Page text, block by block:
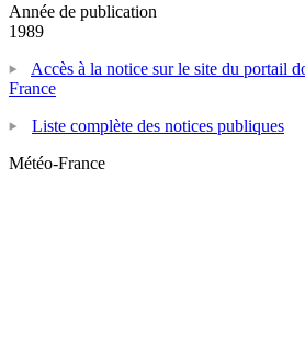
Année de publication
1989
Accès à la notice sur le site du portail
France
Liste complète des notices publiques
Météo-France